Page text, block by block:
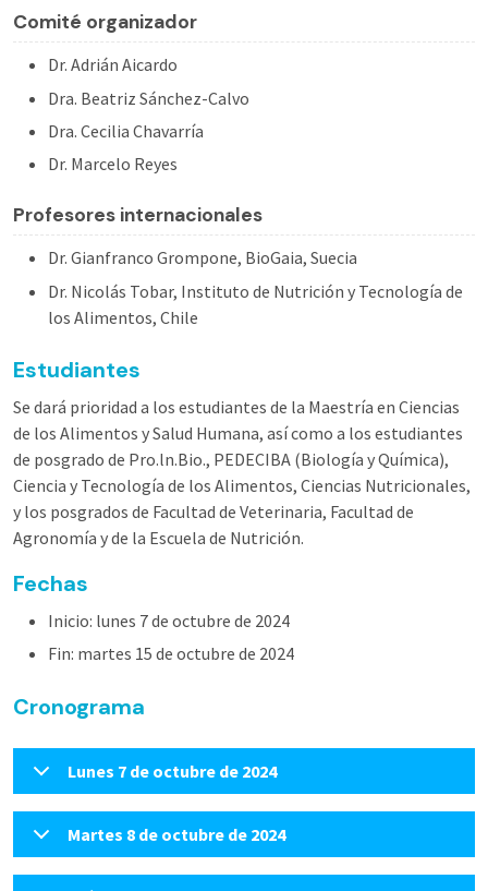
Comité organizador
Dr. Adrián Aicardo
Dra. Beatriz Sánchez-Calvo
Dra. Cecilia Chavarría
Dr. Marcelo Reyes
Profesores internacionales
Dr. Gianfranco Grompone, BioGaia, Suecia
Dr. Nicolás Tobar, Instituto de Nutrición y Tecnología de
los Alimentos, Chile
Estudiantes
Se dará prioridad a los estudiantes de la Maestría en Ciencias
de los Alimentos y Salud Humana, así como a los estudiantes
de posgrado de Pro.ln.Bio., PEDECIBA (Biología y Química),
Ciencia y Tecnología de los Alimentos, Ciencias Nutricionales,
y los posgrados de Facultad de Veterinaria, Facultad de
Agronomía y de la Escuela de Nutrición.
Fechas
Inicio: lunes 7 de octubre de 2024
Fin: martes 15 de octubre de 2024
Cronograma
Lunes 7 de octubre de 2024
Martes 8 de octubre de 2024